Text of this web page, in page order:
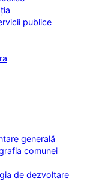
publice
generală
comunei
de dezvoltare